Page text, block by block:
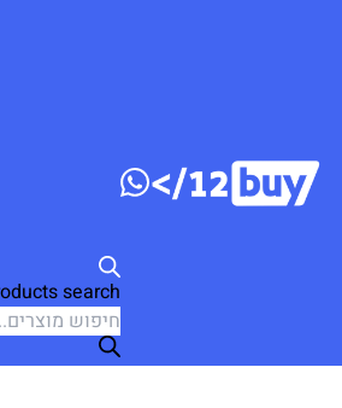
Products search